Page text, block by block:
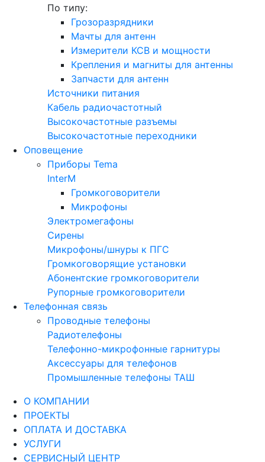
По типу:
Грозоразрядники
Мачты для антенн
Измерители КСВ и мощности
Крепления и магниты для антенны
Запчасти для антенн
Источники питания
Кабель радиочастотный
Высокочастотные разъемы
Высокочастотные переходники
Оповещение
Приборы Tema
InterM
Громкоговорители
Микрофоны
Электромегафоны
Сирены
Микрофоны/шнуры к ПГС
Громкоговорящие установки
Абонентские громкоговорители
Рупорные громкоговорители
Телефонная связь
Проводные телефоны
Радиотелефоны
Телефонно-микрофонные гарнитуры
Аксессуары для телефонов
Промышленные телефоны ТАШ
О КОМПАНИИ
ПРОЕКТЫ
ОПЛАТА И ДОСТАВКА
УСЛУГИ
СЕРВИСНЫЙ ЦЕНТР